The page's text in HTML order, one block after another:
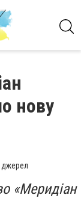
нову
джерел
«Меридіан